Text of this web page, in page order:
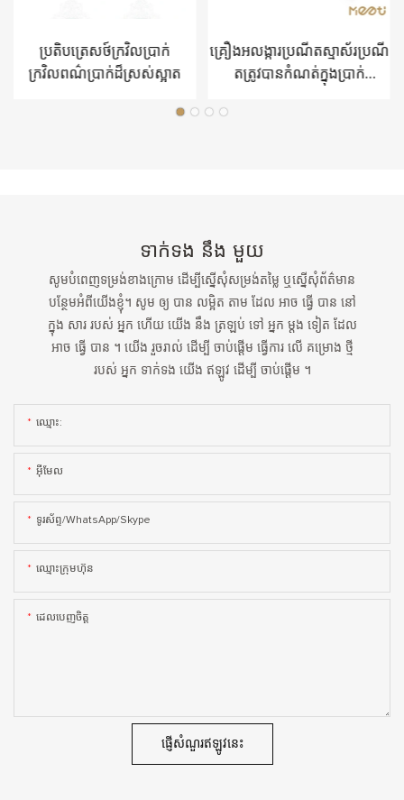
ប្រតិបត្រេសថ៍ក្រវិលប្រាក់
ក្រវិលពណ៌ប្រាក់ដ៏ស្រស់ស្អាត
គ្រឿងអលង្ការប្រណីតស្មាស័រប្រណី
តត្រូវបានកំណត់ក្នុងប្រាក់
ទាក់ទង នឹង មួយ
សូមបំពេញទម្រង់ខាងក្រោម ដើម្បីស្នើសុំសម្រង់តម្លៃ ឬស្នើសុំព័ត៌មាន
បន្ថែមអំពីយើងខ្ញុំ។ សូម ឲ្យ បាន លម្អិត តាម ដែល អាច ធ្វើ បាន នៅ
ក្នុង សារ របស់ អ្នក ហើយ យើង នឹង ត្រឡប់ ទៅ អ្នក ម្ដង ទៀត ដែល
អាច ធ្វើ បាន ។ យើង រួចរាល់ ដើម្បី ចាប់ផ្ដើម ធ្វើការ លើ គម្រោង ថ្មី
របស់ អ្នក ទាក់ទង យើង ឥឡូវ ដើម្បី ចាប់ផ្ដើម ។
ឈ្មោះ:
អ៊ីមែល
ទូរស័ព្ទ/WhatsApp/Skype
ឈ្មោះ​ក្រុម​ហ៊ុន
ដេលបេញចិត្ដ
ផ្ញើសំណួរឥឡូវនេះ